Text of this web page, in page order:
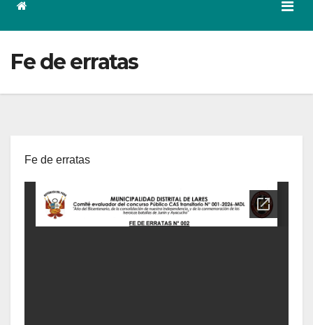
Fe de erratas
Fe de erratas